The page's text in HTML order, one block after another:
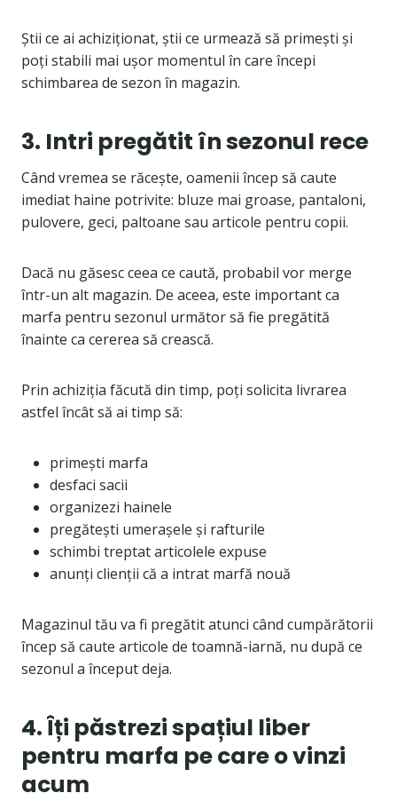
Știi ce ai achiziționat, știi ce urmează să primești și
poți stabili mai ușor momentul în care începi
schimbarea de sezon în magazin.
3. Intri pregătit în sezonul rece
Când vremea se răcește, oamenii încep să caute
imediat haine potrivite: bluze mai groase, pantaloni,
pulovere, geci, paltoane sau articole pentru copii.
Dacă nu găsesc ceea ce caută, probabil vor merge
într-un alt magazin. De aceea, este important ca
marfa pentru sezonul următor să fie pregătită
înainte ca cererea să crească.
Prin achiziția făcută din timp, poți solicita livrarea
astfel încât să ai timp să:
primești marfa
desfaci sacii
organizezi hainele
pregătești umerașele și rafturile
schimbi treptat articolele expuse
anunți clienții că a intrat marfă nouă
Magazinul tău va fi pregătit atunci când cumpărătorii
încep să caute articole de toamnă-iarnă, nu după ce
sezonul a început deja.
4. Îți păstrezi spațiul liber
pentru marfa pe care o vinzi
acum